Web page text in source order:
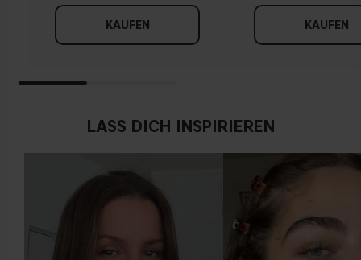
KAUFEN KAUFEN
LASS DICH INSPIRIEREN